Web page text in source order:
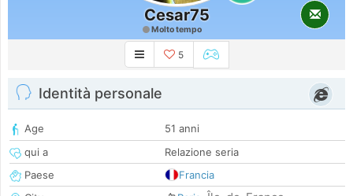
Cesar75
Molto tempo
5
Identità personale
Age
51 anni
qui a
Relazione seria
Paese
Francia